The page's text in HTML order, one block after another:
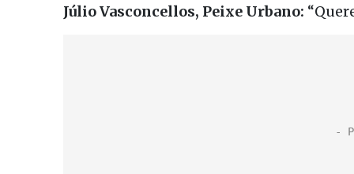
Júlio Vasconcellos, Peixe Urbano: